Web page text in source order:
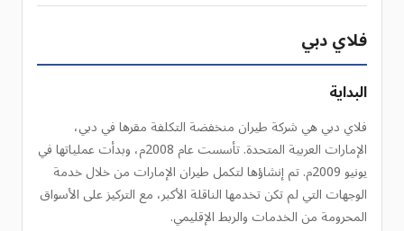
فلاي دبي
البداية
فلاي دبي هي شركة طيران منخفضة التكلفة مقرها في دبي،
الإمارات العربية المتحدة. تأسست عام 2008م، وبدأت عملياتها في
يونيو 2009م. تم إنشاؤها لتكمل طيران الإمارات من خلال خدمة
الوجهات التي لم تكن تخدمها الناقلة الأكبر، مع التركيز على الأسواق
المحرومة من الخدمات والربط الإقليمي.